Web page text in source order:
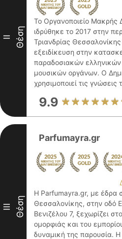
II Θέση
Το Οργανοποιείο Μακρής
ιδρύθηκε το 2017 στην
Τριανδρίας Θεσσαλονίκης
εξειδίκευση στην
παραδοσιακών
μουσικών οργάνων. Ο
χρησιμοποιεί τις γνώσεις
9.9
III Θέση
Parfumayra.gr
Η Parfumayra.gr, με έδρα
Θεσσαλονίκης, στην οδό
Βενιζέλου 7, ξεχωρίζει
ομορφιάς και του
δυναμική της παρουσία. Η